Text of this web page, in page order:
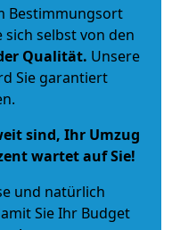
Bestimmungsort
selbst von den
Qualität. Unsere
Sie garantiert
sind, Ihr Umzug
wartet auf Sie!
und natürlich
Sie Ihr Budget